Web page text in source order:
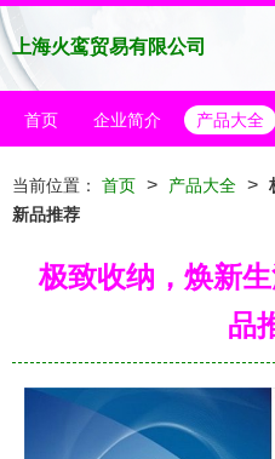
上海火鸾贸易有限公司
首页 企业简介 产品大全
当前位置： 首页 > 产品大全 >
新品推荐
极致收纳，焕新
品